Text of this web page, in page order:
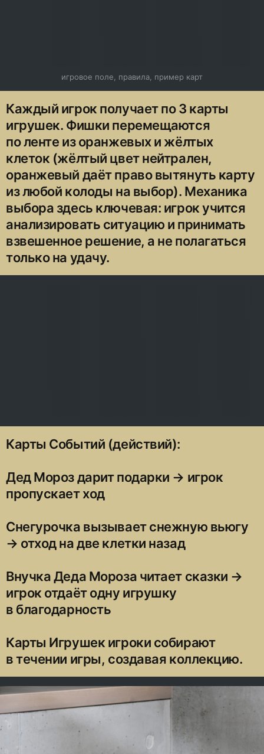
игровое поле, правила, пример карт
Каждый игрок получает по 3 карты
игрушек. Фишки перемещаются
по ленте из оранжевых и жёлтых
клеток (жёлтый цвет нейтрален,
оранжевый даёт право вытянуть карту
из любой колоды на выбор). Механика
выбора здесь ключевая: игрок учится
анализировать ситуацию и принимать
взвешенное решение, а не полагаться
только на удачу.
Карты Событий (действий):
Дед Мороз дарит подарки → игрок
пропускает ход
Снегурочка вызывает снежную вьюгу
→ отход на две клетки назад
Внучка Деда Мороза читает сказки →
игрок отдаёт одну игрушку
в благодарность
Карты Игрушек игроки собирают
в течении игры, создавая коллекцию.